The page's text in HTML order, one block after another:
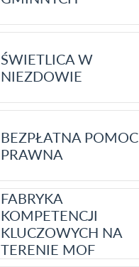
ŚWIETLICA W
NIEZDOWIE
BEZPŁATNA POMOC
PRAWNA
FABRYKA
KOMPETENCJI
KLUCZOWYCH NA
TERENIE MOF